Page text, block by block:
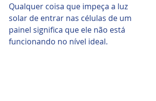
Qualquer coisa que impeça a luz
solar de entrar nas células de um
painel significa que ele não está
funcionando no nível ideal.